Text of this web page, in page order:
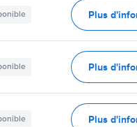
Plus
Plus
Plus